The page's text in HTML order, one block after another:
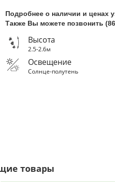
Подробнее о наличии и ценах
Также Вы можете позвонить
Высота
2.5-2.6м
Освещение
Солнце-полутень
товары